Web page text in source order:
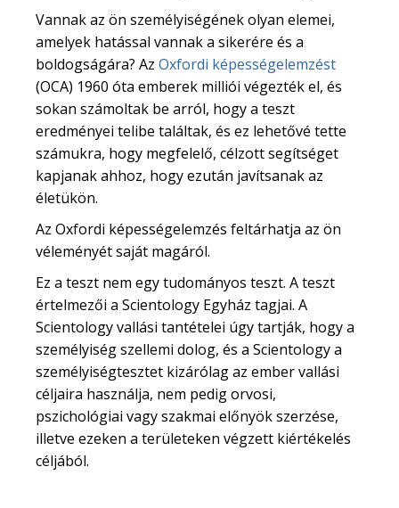
Vannak az ön személyiségének olyan elemei,
amelyek hatással vannak a sikerére és a
boldogságára? Az Oxfordi képességelemzést
(OCA) 1960 óta emberek milliói végezték el, és
sokan számoltak be arról, hogy a teszt
eredményei telibe találtak, és ez lehetővé tette
számukra, hogy megfelelő, célzott segítséget
kapjanak ahhoz, hogy ezután javítsanak az
életükön.
Az Oxfordi képességelemzés feltárhatja az ön
véleményét saját magáról.
Ez a teszt nem egy tudományos teszt. A teszt
értelmezői a Scientology Egyház tagjai. A
Scientology vallási tantételei úgy tartják, hogy a
személyiség szellemi dolog, és a Scientology a
személyiségtesztet kizárólag az ember vallási
céljaira használja, nem pedig orvosi,
pszichológiai vagy szakmai előnyök szerzése,
illetve ezeken a területeken végzett kiértékelés
céljából.